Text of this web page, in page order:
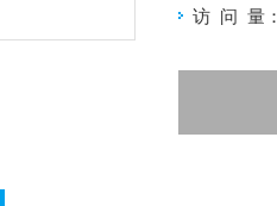
访 问 量：